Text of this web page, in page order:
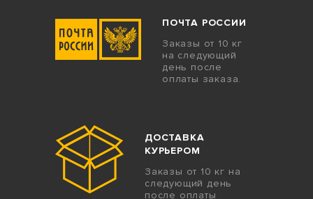
ПОЧТА РОССИИ
Заказы от 10 кг
на следующий
день после
оплаты заказа.
ДОСТАВКА
КУРЬЕРОМ
Заказы от 10 кг на
следующий день
после оплаты